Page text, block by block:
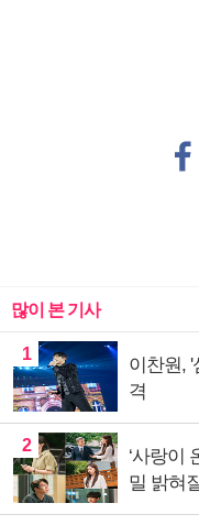
많이 본 기사
1
이찬원,
격
2
‘사랑이
밀 밝혀